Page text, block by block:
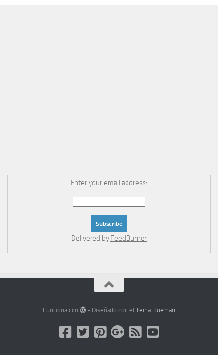
----
Enter your email address:
Delivered by FeedBurner
Funciona con - Diseñado con elTema Hueman